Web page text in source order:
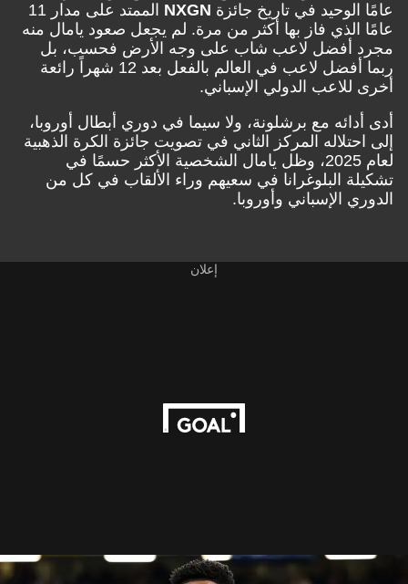
عامًا الوحيد في تاريخ جائزة NXGN
الممتد على مدار 11
عامًا الذي فاز بها أكثر من مرة. لم يجعل صعود يامال منه
مجرد أفضل لاعب شاب على وجه الأرض فحسب، بل
ربما أفضل لاعب في العالم بالفعل بعد 12 شهراً رائعة
أخرى للاعب الدولي الإسباني.
أدى أدائه مع برشلونة، ولا سيما في دوري أبطال أوروبا،
إلى احتلاله المركز الثاني في تصويت جائزة الكرة الذهبية
لعام 2025، وظل يامال الشخصية الأكثر حسمًا في
تشكيلة البلوغرانا في سعيهم وراء الألقاب في كل من
الدوري الإسباني وأوروبا.
إعلان